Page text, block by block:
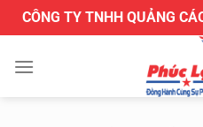
qua
dung
CÔNG TY TNHH QUẢNG